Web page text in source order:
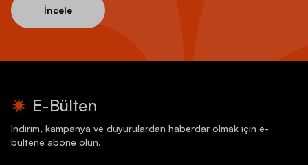
İncele
E-Bülten
İndirim, kampanya ve duyurulardan haberdar olmak için e-
bültene abone olun.